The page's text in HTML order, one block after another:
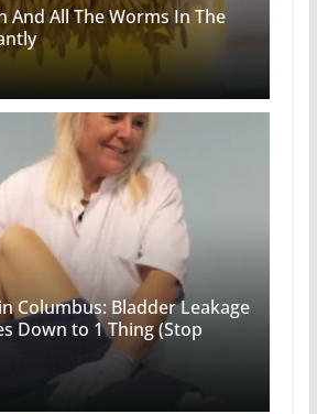
And All The Worms In The
Columbus: Bladder Leakage
Down to 1 Thing (Stop